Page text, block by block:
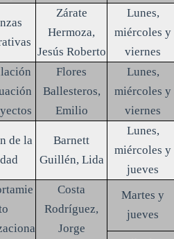
Zárate
Hermoza,
Jesús Roberto
Lunes,
miércoles y
viernes
Flores
Ballesteros,
Emilio
Lunes,
miércoles y
viernes
de la
Barnett
Guillén, Lida
Lunes,
miércoles y
jueves
Costa
Rodríguez,
Jorge
Martes y
jueves